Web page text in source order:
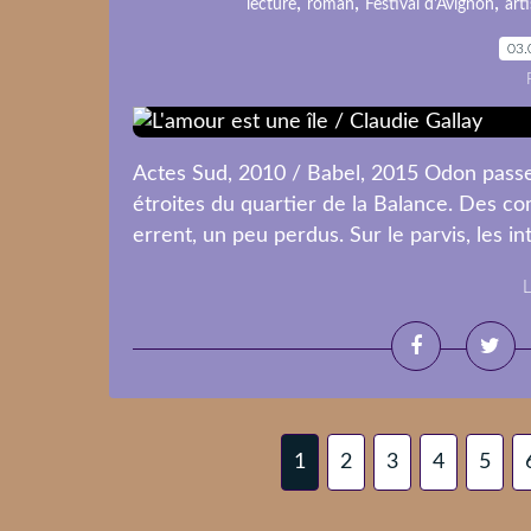
lecture roman Festival d'Avignon
Actes Sud, 2010 / Babel, 2015 Odon
étroites du quartier de la Balance. Des
errent, un peu perdus. Sur le parvis, les
1 2 3 4 5